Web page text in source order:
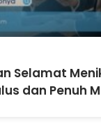
Selamat
dan Penuh